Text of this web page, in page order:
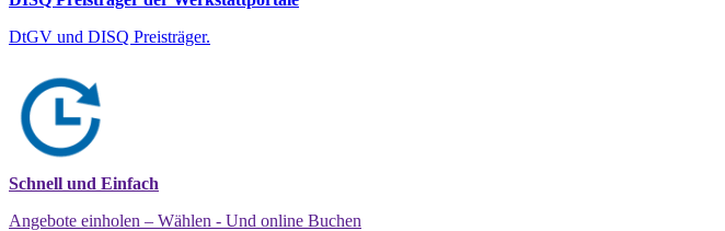
DtGV und DISQ Preisträger.
Schnell und Einfach
Angebote einholen – Wählen - Und online Buchen